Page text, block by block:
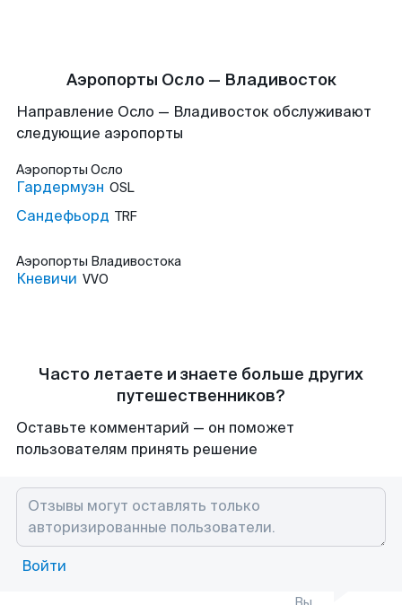
Аэропорты Осло — Владивосток
Направление Осло — Владивосток обслуживают
следующие аэропорты
Аэропорты Осло
Гардермуэн OSL
Сандефьорд TRF
Аэропорты Владивостока
Кневичи VVO
Часто летаете и знаете больше других
путешественников?
Оставьте комментарий — он поможет
пользователям принять решение
Войти